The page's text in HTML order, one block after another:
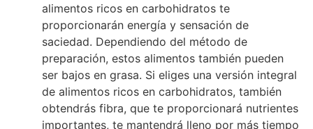
alimentos ricos en carbohidratos te
proporcionarán energía y sensación de
saciedad. Dependiendo del método de
preparación, estos alimentos también pueden
ser bajos en grasa. Si eliges una versión integral
de alimentos ricos en carbohidratos, también
obtendrás fibra, que te proporcionará nutrientes
importantes, te mantendrá lleno por más tiempo